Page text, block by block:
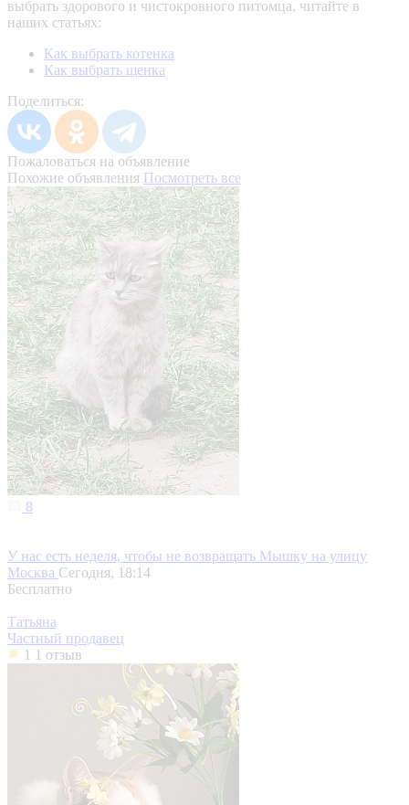
выбрать здорового и чистокровного питомца, читайте в
наших статьях:
Как выбрать котенка
Как выбрать щенка
Поделиться:
Пожаловаться на объявление
Похожие объявления Посмотреть все
8
У нас есть неделя, чтобы не возвращать Мышку на улицу
Москва Сегодня, 18:14
Бесплатно
Татьяна
Частный продавец
1 1 отзыв